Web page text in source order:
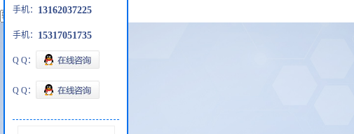
手机： 13162037225
手机： 15317051735
Q Q：
Q Q：